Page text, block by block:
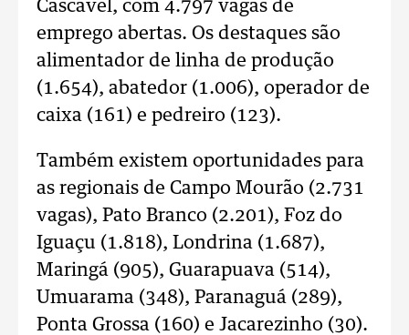
Cascavel, com 4.797 vagas de
emprego abertas. Os destaques são
alimentador de linha de produção
(1.654), abatedor (1.006), operador de
caixa (161) e pedreiro (123).
Também existem oportunidades para
as regionais de Campo Mourão (2.731
vagas), Pato Branco (2.201), Foz do
Iguaçu (1.818), Londrina (1.687),
Maringá (905), Guarapuava (514),
Umuarama (348), Paranaguá (289),
Ponta Grossa (160) e Jacarezinho (30).